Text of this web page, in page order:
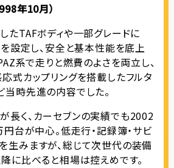
年10月）
たTAFボディや一部グレードに
設定し、安全と基本性能を底上
系で走りと燃費のよさを両立し、
式カップリングを搭載したフルタ
時先進の内容でした。
長く、カーセブンの実績でも2002
台が中心。低走行・記録簿・サビ
生みますが、総じて次世代の装備
に比べると相場は控えめです。